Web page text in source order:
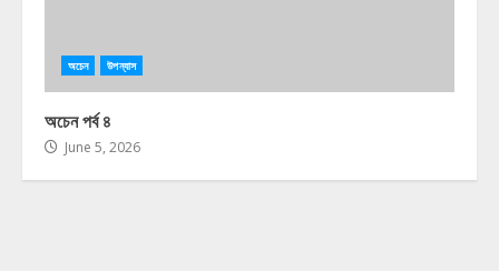
অচেন উপন্যাস
অচেন পর্ব ৪
June 5, 2026